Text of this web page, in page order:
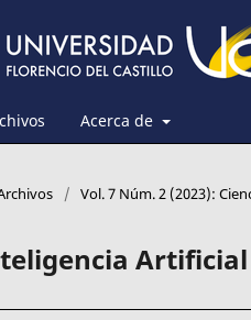
Acerca de
/ Vol. 7 Núm. 2 (2023):